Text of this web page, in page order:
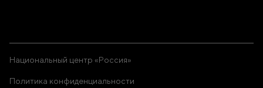
Национальный центр «Россия»
Политика конфиденциальности